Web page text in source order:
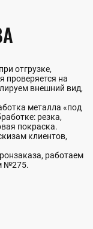
отгрузке,
проверяется на
внешний вид,
металла «под
резка,
покраска.
клиентов,
работаем
№275.